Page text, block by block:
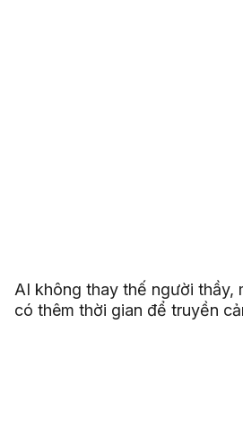
AI không thay thế người thầy,
có thêm thời gian để truyền